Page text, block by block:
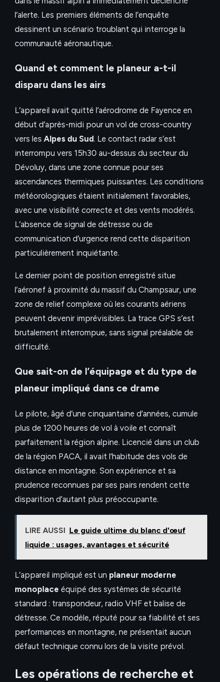
l’alerte. Les premiers éléments de l’enquête
dessinent un scénario troublant qui interroge la
communauté aéronautique.
Quand et comment le planeur a-t-il
disparu dans les airs
L’appareil avait quitté l’aérodrome de Fayence en
début d’après-midi pour un vol de cross-country
vers les Alpes du Sud. Le contact radar s’est
interrompu vers 15h30 au-dessus du secteur du
Dévoluy, dans une zone connue pour ses
ascendances thermiques puissantes. Les conditions
météorologiques étaient initialement favorables,
avec une visibilité correcte et des vents modérés.
L’absence de signal de détresse ou de
communication d’urgence rend cette disparition
particulièrement inquiétante.
Le dernier point de position enregistré situe
l’aéronef à proximité du massif du Champsaur, une
zone de relief complexe où les courants aériens
peuvent devenir imprévisibles. La trace GPS s’est
brutalement interrompue, sans signal préalable de
difficulté.
Que sait-on de l’équipage et du type de
planeur impliqué dans ce drame
Le pilote, âgé d’une cinquantaine d’années, cumule
plus de 1200 heures de vol à voile et connaît
parfaitement la région alpine. Licencié dans un club
de la région PACA, il avait l’habitude des vols de
distance en montagne. Son expérience et sa
prudence reconnues par ses pairs rendent cette
disparition d’autant plus préoccupante.
LIRE AUSSI Le guide ultime du blanc d'œuf
liquide : usages, avantages et sécurité
L’appareil impliqué est un planeur moderne
monoplace équipé des systèmes de sécurité
standard : transpondeur, radio VHF et balise de
détresse. Ce modèle, réputé pour sa fiabilité et ses
performances en montagne, ne présentait aucun
défaut technique connu lors de la visite prévol.
Les opérations de recherche et